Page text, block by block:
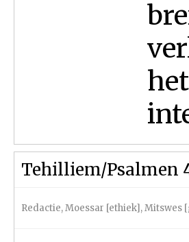
Tehilliem/Psalmen
Redactie,Moessar [ethiek],Mitswes